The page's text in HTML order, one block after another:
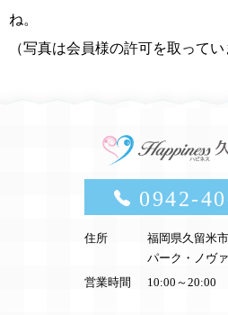
ね。
（写真は会員様の許可を取ってい
0942-
住所
福岡県久留米
パーク・ノヴ
営業時間
10:00～20:00